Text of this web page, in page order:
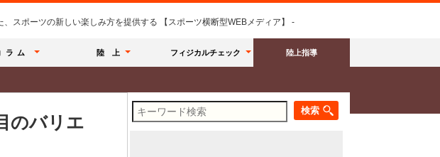
スポーツの新しい楽しみ方を提供する 【スポーツ横断型WEBメディア】 -
ラム 陸 上 フィジカルチェック 陸上指導
のバリエ